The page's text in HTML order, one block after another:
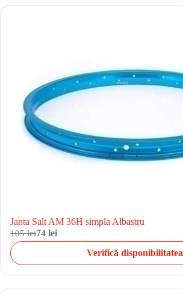
Janta Salt AM 36H simpla Albastru
105 lei74 lei
Verifică disponibilitatea